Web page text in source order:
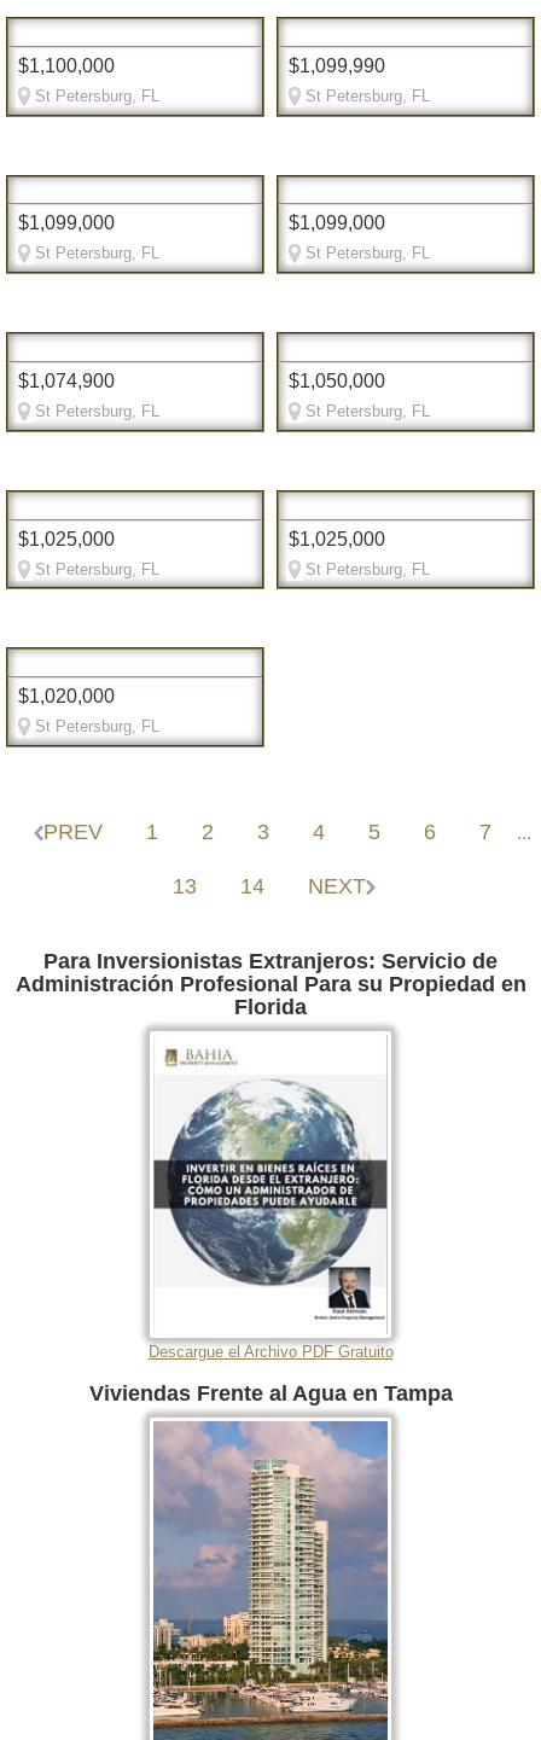
$1,100,000
St Petersburg, FL
$1,099,990
St Petersburg, FL
$1,099,000
St Petersburg, FL
$1,099,000
St Petersburg, FL
$1,074,900
St Petersburg, FL
$1,050,000
St Petersburg, FL
$1,025,000
St Petersburg, FL
$1,025,000
St Petersburg, FL
$1,020,000
St Petersburg, FL
PREV 1 2 3 4 5 6 7 ...
13 14 NEXT
Para Inversionistas Extranjeros: Servicio de
Administración Profesional Para su Propiedad en
Florida
Descargue el Archivo PDF Gratuito
Viviendas Frente al Agua en Tampa